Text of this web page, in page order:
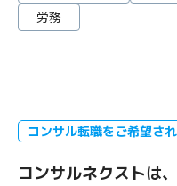
労務
コンサル転職をご希望さ
コンサルネクストは、